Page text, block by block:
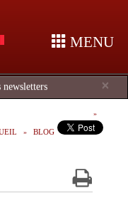
MENU
×
newsletters
BLOG